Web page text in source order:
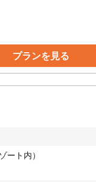
プランを見る
ト内）